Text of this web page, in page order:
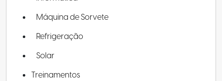
Máquina de Sorvete
Refrigeração
Solar
Treinamentos